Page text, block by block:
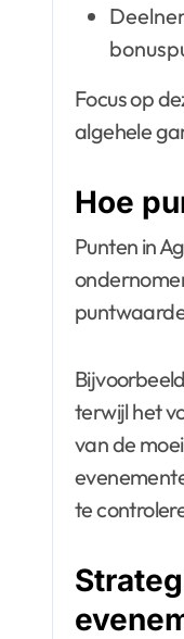
Focus op
algehele
Hoe
Punten in
terwijl het
van de
te